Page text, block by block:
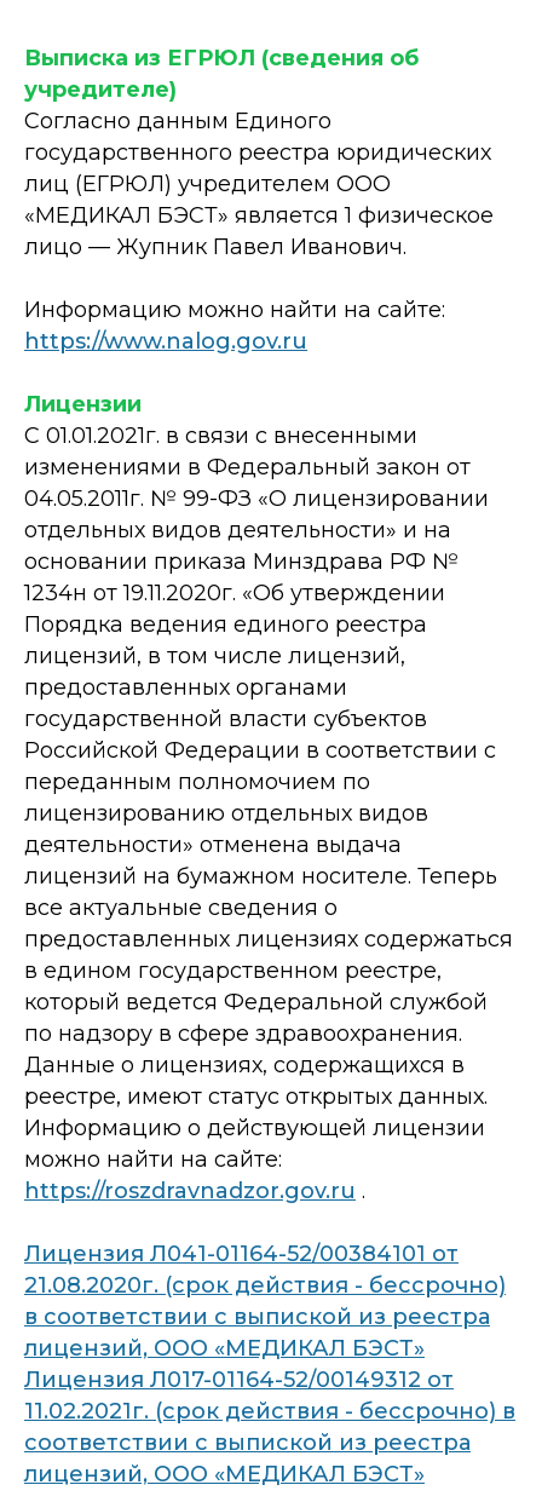
Выписка из ЕГРЮЛ (сведения об
учредителе)
Согласно данным Единого
государственного реестра юридических
лиц (ЕГРЮЛ) учредителем ООО
«МЕДИКАЛ БЭСТ» является 1 физическое
лицо — Жупник Павел Иванович.
Информацию можно найти на сайте:
https://www.nalog.gov.ru
Лицензии
С 01.01.2021г. в связи с внесенными
изменениями в Федеральный закон от
04.05.2011г. № 99-ФЗ «О лицензировании
отдельных видов деятельности» и на
основании приказа Минздрава РФ №
1234н от 19.11.2020г. «Об утверждении
Порядка ведения единого реестра
лицензий, в том числе лицензий,
предоставленных органами
государственной власти субъектов
Российской Федерации в соответствии с
переданным полномочием по
лицензированию отдельных видов
деятельности» отменена выдача
лицензий на бумажном носителе. Теперь
все актуальные сведения о
предоставленных лицензиях содержаться
в едином государственном реестре,
который ведется Федеральной службой
по надзору в сфере здравоохранения.
Данные о лицензиях, содержащихся в
реестре, имеют статус открытых данных.
Информацию о действующей лицензии
можно найти на сайте:
https://roszdravnadzor.gov.ru .
Лицензия Л041-01164-52/00384101 от
21.08.2020г. (срок действия - бессрочно)
в соответствии с выпиской из реестра
лицензий, ООО «МЕДИКАЛ БЭСТ»
Лицензия Л017-01164-52/00149312 от
11.02.2021г. (срок действия - бессрочно) в
соответствии с выпиской из реестра
лицензий, ООО «МЕДИКАЛ БЭСТ»